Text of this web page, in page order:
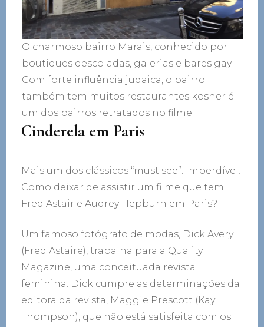
O charmoso bairro Marais, conhecido por
boutiques descoladas, galerias e bares gay.
Com forte influência judaica, o bairro
também tem muitos restaurantes kosher é
um dos bairros retratados no filme
Cinderela em Paris
Mais um dos clássicos “must see”. Imperdível!
Como deixar de assistir um filme que tem
Fred Astair e Audrey Hepburn em Paris?
Um famoso fotógrafo de modas, Dick Avery
(Fred Astaire), trabalha para a Quality
Magazine, uma conceituada revista
feminina. Dick cumpre as determinações da
editora da revista, Maggie Prescott (Kay
Thompson), que não está satisfeita com os